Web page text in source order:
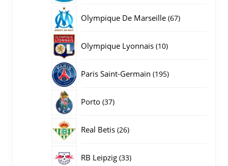
Olympique De Marseille 6767
Olympique Lyonnais 1010
Paris Saint-Germain 195195
Porto 3737
Real Betis 2626
RB Leipzig 3333